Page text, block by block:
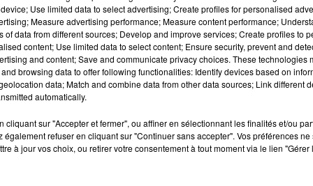
Févr. 2020 à 12 :58 PST
en dévoilant son corps et sa cellulite sur la toile. "C’est
Et devinez quoi, il y a de la CELLULITE !!!! Je suis juste
de le retoucher (oui les autres photos en bikini étaient
pour que les autres pensent que je suis LEUR idéal de
standards de quelqu’un d’autres. Donc me voilà, sans
et qui j’espère continuera de m’impressionner en donnant la
sans avoir à être stressée à cause de sessions d’exercices
avoir à me priver d’un gâteau d’anniversaire pour prendre de
Use limited data to select advertising; Create profiles for personalised
Measure advertising performance; Measure content performance;
of data from different sources; Develop and improve services; Create profiles to
content; Use limited data to select content; Ensure security, prevent and
and content; Save and communicate privacy choices. These technologies
browsing data to offer following functionalities: Identify devices based on
data; Match and combine data from other data sources; Link different
automatically.
cliquant sur "Accepter et fermer", ou affiner en sélectionnant les finalités et/ou
également refuser en cliquant sur "Continuer sans accepter". Vos préférences
à jour vos choix, ou retirer votre consentement à tout moment via le lien